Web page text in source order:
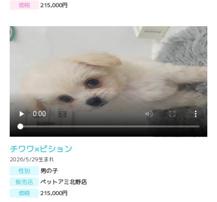
価格
215,000円
チワワ×ビション
2026/5/29生まれ
性別
男の子
販売店
ペットアミ北野店
価格
215,000円